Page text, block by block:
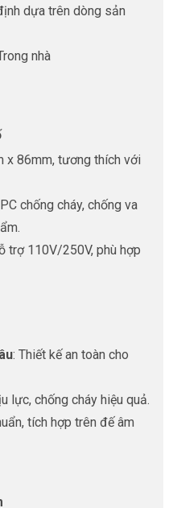
dựa trên dòng sản
nhà
x 86mm, tương thích với
chống cháy, chống va
trợ 110V/250V, phù hợp
: Thiết kế an toàn cho
lực, chống cháy hiệu quả.
tích hợp trên đế âm